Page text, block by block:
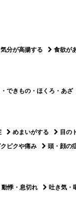
気分が高揚する 食欲が
できもの・ほくろ・あざ
めまいがする 目の
ピクや痛み 頭・顔の
悸・息切れ 吐き気・